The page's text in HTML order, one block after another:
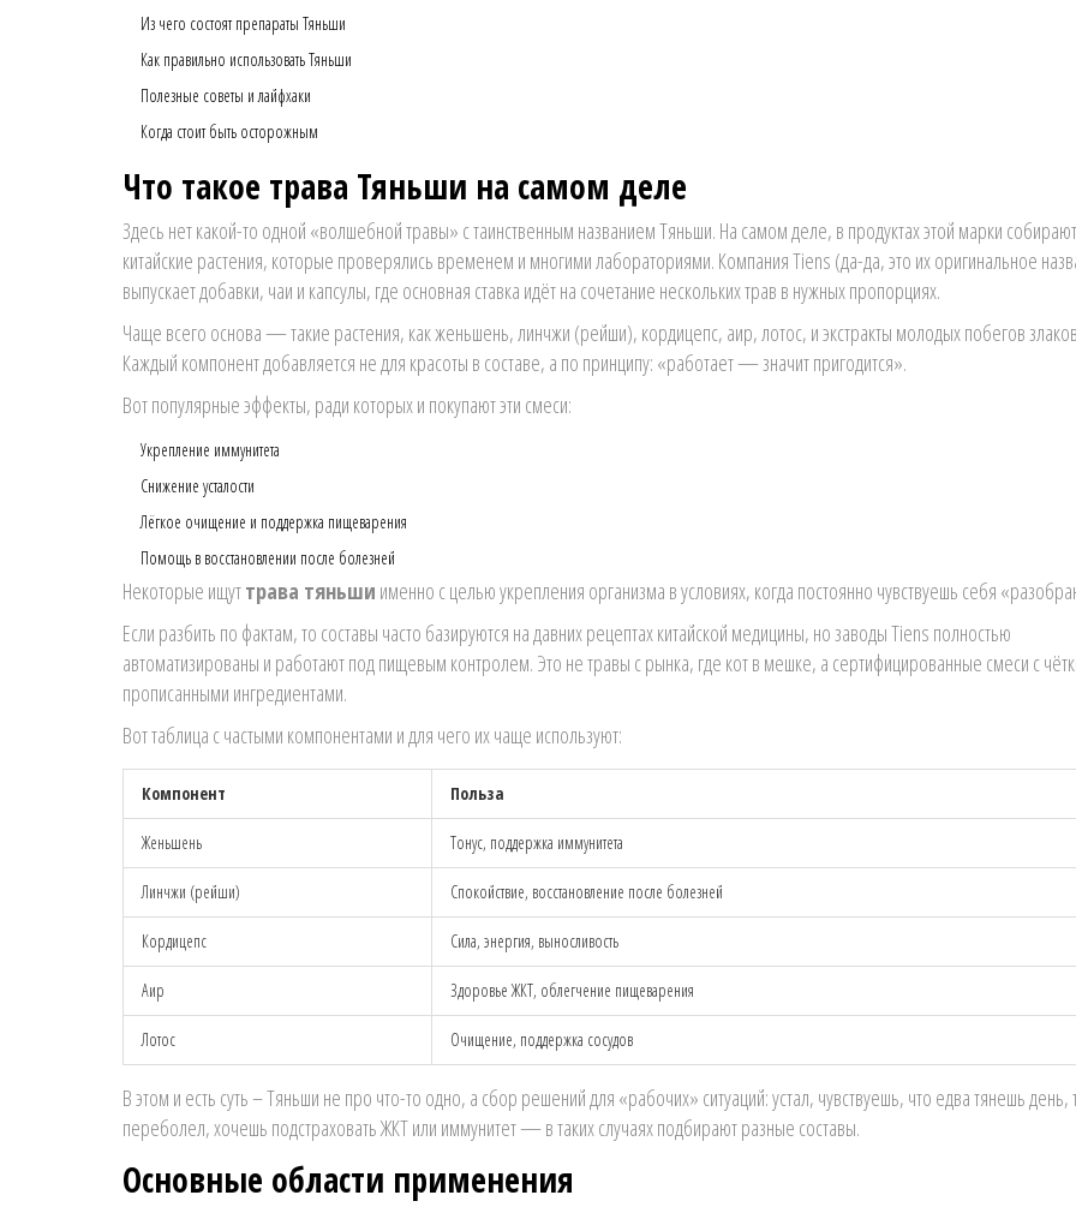
Из чего состоят препараты Тяньши
Как правильно использовать Тяньши
Полезные советы и лайфхаки
Когда стоит быть осторожным
Что такое трава Тяньши на самом деле
Здесь нет какой-то одной «волшебной травы» с таинственным названием Тяньши. На самом деле, в продуктах этой марки
китайские растения, которые проверялись временем и многими лабораториями. Компания Tiens (да-да, это их оригинальное
выпускает добавки, чаи и капсулы, где основная ставка идёт на сочетание нескольких трав в нужных пропорциях.
Чаще всего основа — такие растения, как женьшень, линчжи (рейши), кордицепс, аир, лотос, и экстракты молодых побегов
Каждый компонент добавляется не для красоты в составе, а по принципу: «работает — значит пригодится».
Вот популярные эффекты, ради которых и покупают эти смеси:
Укрепление иммунитета
Снижение усталости
Лёгкое очищение и поддержка пищеварения
Помощь в восстановлении после болезней
Некоторые ищуттрава тяньши именно с целью укрепления организма в условиях, когда постоянно чувствуешь себя
Если разбить по фактам, то составы часто базируются на давних рецептах китайской медицины, но заводы Tiens полностью
автоматизированы и работают под пищевым контролем. Это не травы с рынка, где кот в мешке, а сертифицированные смеси с
прописанными ингредиентами.
Вот таблица с частыми компонентами и для чего их чаще используют:
Компонент Польза
Женьшень Тонус, поддержка иммунитета
Линчжи (рейши) Спокойствие, восстановление после болезней
Кордицепс Сила, энергия, выносливость
Аир Здоровье ЖКТ, облегчение пищеварения
Лотос Очищение, поддержка сосудов
В этом и есть суть – Тяньши не про что-то одно, а сбор решений для «рабочих» ситуаций: устал, чувствуешь, что едва тянешь день,
переболел, хочешь подстраховать ЖКТ или иммунитет — в таких случаях подбирают разные составы.
Основные области применения